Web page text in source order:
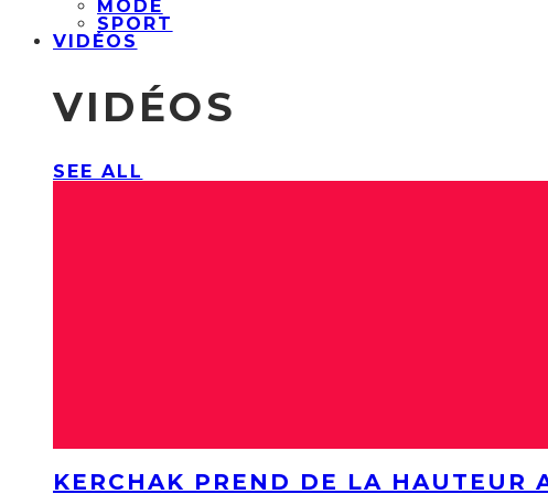
MODE
SPORT
VIDÉOS
VIDÉOS
SEE ALL
KERCHAK PREND DE LA HAUTEUR